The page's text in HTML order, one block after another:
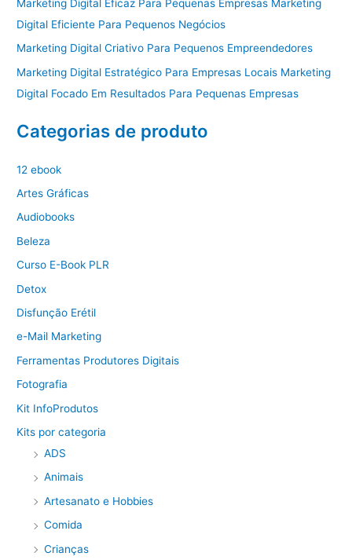
Marketing Digital Eficaz Para Pequenas Empresas Marketing
Digital Eficiente Para Pequenos Negócios
Marketing Digital Criativo Para Pequenos Empreendedores
Marketing Digital Estratégico Para Empresas Locais Marketing
Digital Focado Em Resultados Para Pequenas Empresas
Categorias de produto
12 ebook
Artes Gráficas
Audiobooks
Beleza
Curso E-Book PLR
Detox
Disfunção Erétil
e-Mail Marketing
Ferramentas Produtores Digitais
Fotografia
Kit InfoProdutos
Kits por categoria
ADS
Animais
Artesanato e Hobbies
Comida
Crianças